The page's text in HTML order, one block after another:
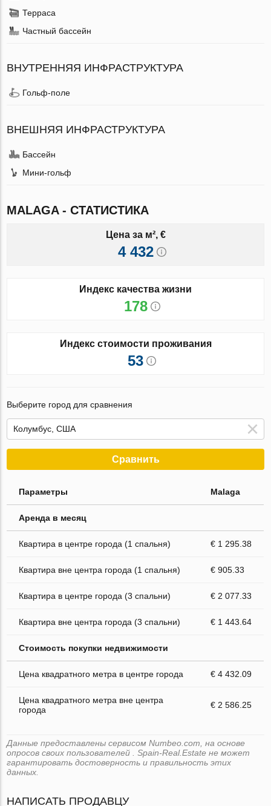
Терраса
Частный бассейн
ВНУТРЕННЯЯ ИНФРАСТРУКТУРА
Гольф-поле
ВНЕШНЯЯ ИНФРАСТРУКТУРА
Бассейн
Мини-гольф
MALAGA - СТАТИСТИКА
Цена за м², €
4 432
Индекс качества жизни
178
Индекс стоимости проживания
53
Выберите город для сравнения
Сравнить
Параметры Malaga
Аренда в месяц
Квартира в центре города (1 спальня) € 1 295.38
Квартира вне центра города (1 спальня) € 905.33
Квартира в центре города (3 спальни) € 2 077.33
Квартира вне центра города (3 спальни) € 1 443.64
Стоимость покупки недвижимости
Цена квадратного метра в центре города € 4 432.09
Цена квадратного метра вне центра
города
€ 2 586.25
Данные предоставлены сервисом Numbeo.com, на основе
опросов своих пользователей . Spain-Real.Estate не может
гарантировать достоверность и правильность этих
данных.
НАПИСАТЬ ПРОДАВЦУ